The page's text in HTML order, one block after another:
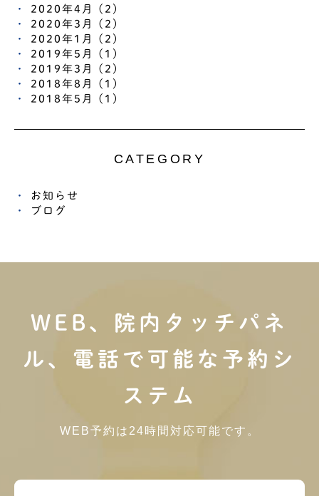
2020年4月 (2)
2020年3月 (2)
2020年1月 (2)
2019年5月 (1)
2019年3月 (2)
2018年8月 (1)
2018年5月 (1)
CATEGORY
お知らせ
ブログ
WEB、院内タッチパネ
ル、電話で可能な予約シ
ステム
WEB予約は24時間対応可能です。